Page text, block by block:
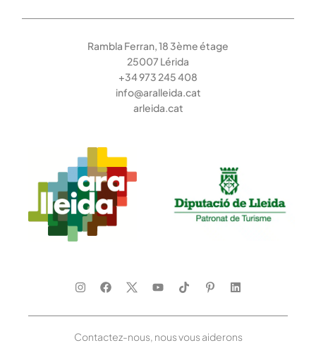
Rambla Ferran, 18 3ème étage
25007 Lérida
+34 973 245 408
info@aralleida.cat
arleida.cat
Contactez-nous, nous vous aiderons